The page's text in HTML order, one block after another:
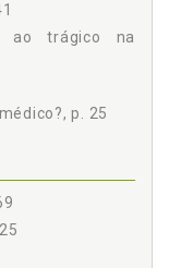
ao trágico na
p. 25